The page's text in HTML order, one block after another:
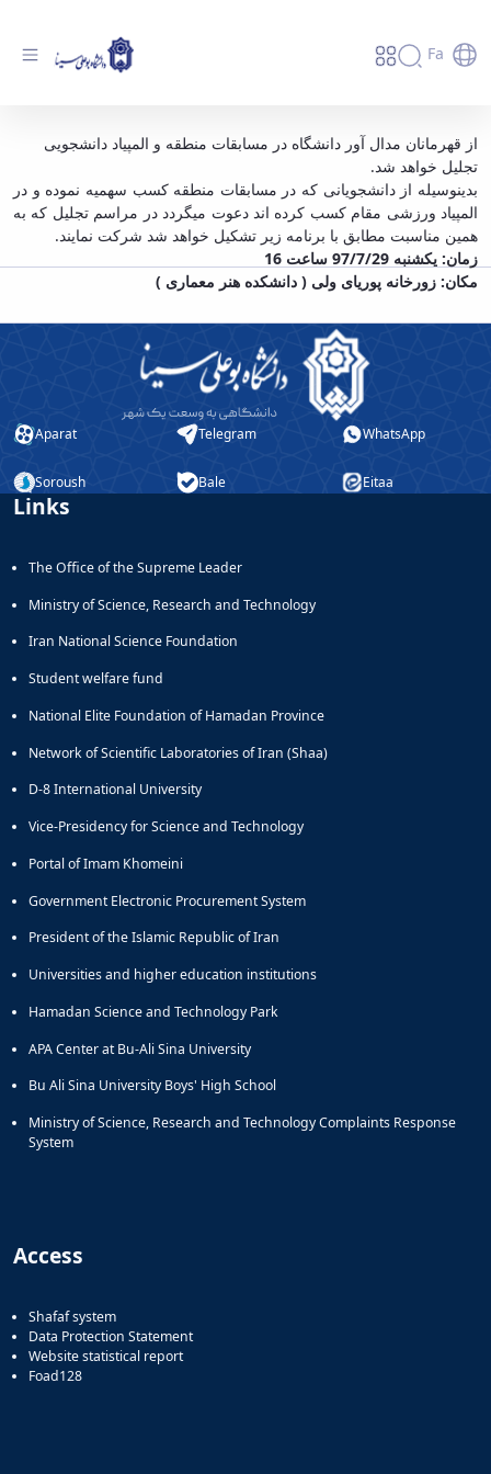
Fa
مراسم تجلیل از مقام آوران قهرمان دانشگاه در
مسابقات دانشجویی - دانشگاه بوعلی سینا همدان
از قهرمانان مدال آور دانشگاه در مسابقات منطقه و المپیاد دانشجویی
تجلیل خواهد شد.
بدینوسیله از دانشجویانی که در مسابقات منطقه کسب سهمیه نموده و در
المپیاد ورزشی مقام کسب کرده اند دعوت میگردد در مراسم تجلیل که به
همین مناسبت مطابق با برنامه زیر تشکیل خواهد شد شرکت نمایند.
زمان: یکشنبه 97/7/29 ساعت 16
مکان: زورخانه پوریای ولی ( دانشکده هنر معماری )
Aparat Telegram WhatsApp
Soroush Bale Eitaa
Links
The Office of the Supreme Leader
Ministry of Science, Research and Technology
Iran National Science Foundation
Student welfare fund
National Elite Foundation of Hamadan Province
Network of Scientific Laboratories of Iran (Shaa)
D-8 International University
Vice-Presidency for Science and Technology
Portal of Imam Khomeini
Government Electronic Procurement System
President of the Islamic Republic of Iran
Universities and higher education institutions
Hamadan Science and Technology Park
APA Center at Bu-Ali Sina University
Bu Ali Sina University Boys' High School
Ministry of Science, Research and Technology Complaints Response
System
Access
Shafaf system
Data Protection Statement
Website statistical report
Foad128